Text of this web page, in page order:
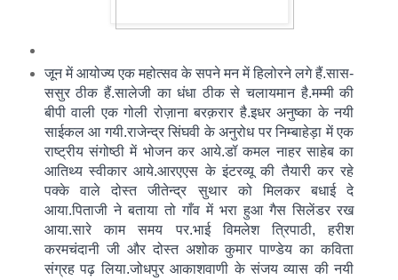
जून में आयोज्य एक महोत्सव के सपने मन में हिलोरने लगे हैं.सास-
ससुर ठीक हैं.सालेजी का धंधा ठीक से चलायमान है.मम्मी की
बीपी वाली एक गोली रोज़ाना बरक़रार है.इधर अनुष्का के नयी
साईकल आ गयी.राजेन्द्र सिंघवी के अनुरोध पर निम्बाहेड़ा में एक
राष्ट्रीय संगोष्ठी में भोजन कर आये.डॉ कमल नाहर साहेब का
आतिथ्य स्वीकार आये.आरएएस के इंटरव्यू की तैयारी कर रहे
पक्के वाले दोस्त जीतेन्द्र सुथार को मिलकर बधाई दे
आया.पिताजी ने बताया तो गाँव में भरा हुआ गैस सिलेंडर रख
आया.सारे काम समय पर.भाई विमलेश त्रिपाठी, हरीश
करमचंदानी जी और दोस्त अशोक कुमार पाण्डेय का कविता
संग्रह पढ़ लिया.जोधपुर आकाशवाणी के संजय व्यास की नयी